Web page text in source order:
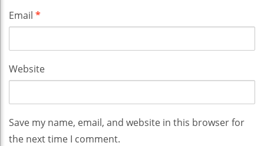
Email *
Website
Save my name, email, and website in this browser for
the next time I comment.